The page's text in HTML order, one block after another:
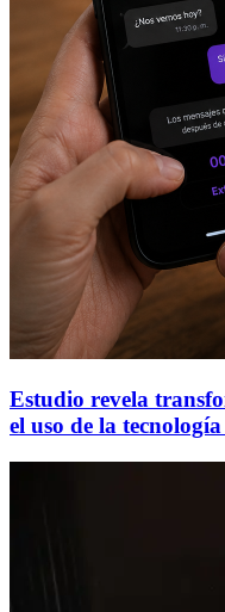
Estudio revela
el uso de la